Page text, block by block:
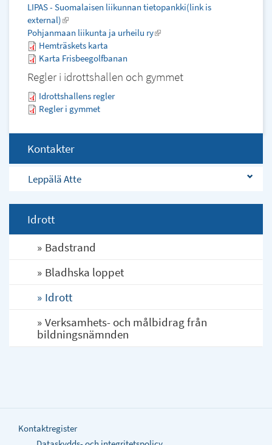
LIPAS - Suomalaisen liikunnan tietopankki(link is
external)(link
is
external)
Pohjanmaan liikunta ja urheilu ry(link
Hemträskets karta
Karta Frisbeegolfbanan
Regler i idrottshallen och gymmet
Idrottshallens regler
Regler i gymmet
Kontakter
Leppälä Atte
Idrott
Badstrand
Bladhska loppet
Idrott
Verksamhets- och målbidrag från
bildningsnämnden
Kontaktregister